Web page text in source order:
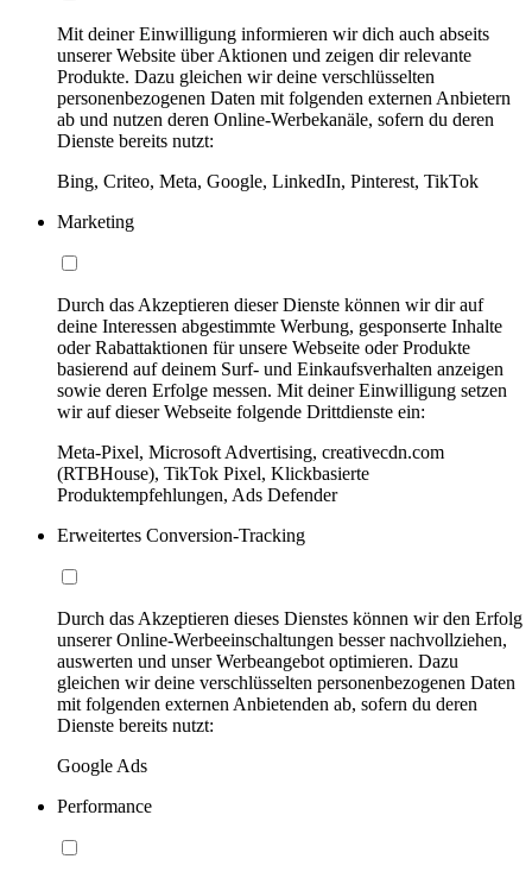
Mit deiner Einwilligung informieren wir dich auch abseits
unserer Website über Aktionen und zeigen dir relevante
Produkte. Dazu gleichen wir deine verschlüsselten
personenbezogenen Daten mit folgenden externen Anbietern
ab und nutzen deren Online-Werbekanäle, sofern du deren
Dienste bereits nutzt:
Bing, Criteo, Meta, Google, LinkedIn, Pinterest, TikTok
Marketing
Durch das Akzeptieren dieser Dienste können wir dir auf
deine Interessen abgestimmte Werbung, gesponserte Inhalte
oder Rabattaktionen für unsere Webseite oder Produkte
basierend auf deinem Surf- und Einkaufsverhalten anzeigen
sowie deren Erfolge messen. Mit deiner Einwilligung setzen
wir auf dieser Webseite folgende Drittdienste ein:
Meta-Pixel, Microsoft Advertising, creativecdn.com
(RTBHouse), TikTok Pixel, Klickbasierte
Produktempfehlungen, Ads Defender
Erweitertes Conversion-Tracking
Durch das Akzeptieren dieses Dienstes können wir den Erfolg
unserer Online-Werbeeinschaltungen besser nachvollziehen,
auswerten und unser Werbeangebot optimieren. Dazu
gleichen wir deine verschlüsselten personenbezogenen Daten
mit folgenden externen Anbietenden ab, sofern du deren
Dienste bereits nutzt:
Google Ads
Performance